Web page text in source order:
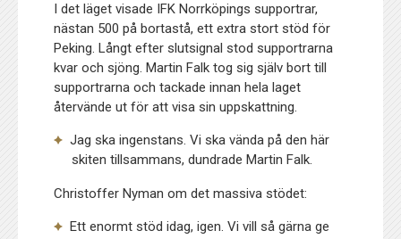
I det läget visade IFK Norrköpings supportrar,
nästan 500 på bortastå, ett extra stort stöd för
Peking. Långt efter slutsignal stod supportrarna
kvar och sjöng. Martin Falk tog sig själv bort till
supportrarna och tackade innan hela laget
återvände ut för att visa sin uppskattning.
Jag ska ingenstans. Vi ska vända på den här
skiten tillsammans, dundrade Martin Falk.
Christoffer Nyman om det massiva stödet:
Ett enormt stöd idag, igen. Vi vill så gärna ge